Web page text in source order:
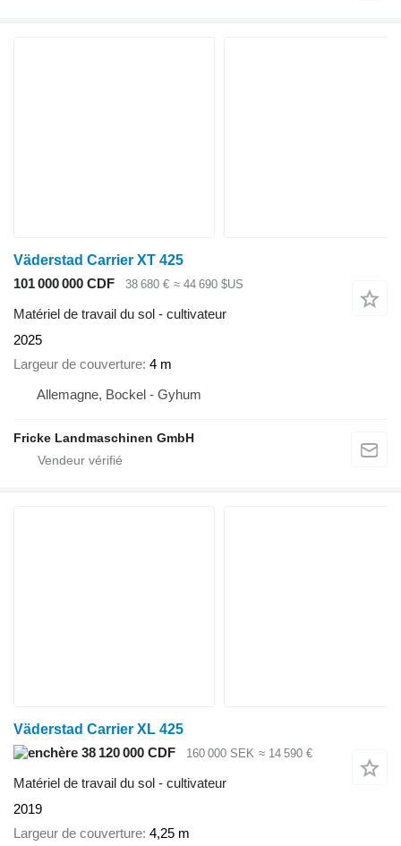
Väderstad Carrier XT 425
101 000 000 CDF
38 680 € ≈ 44 690 $US
Matériel de travail du sol - cultivateur
2025
Largeur de couverture 4 m
Allemagne, Bockel - Gyhum
Fricke Landmaschinen GmbH
Väderstad Carrier XL 425
38 120 000 CDF
160 000 SEK ≈ 14 590 €
Matériel de travail du sol - cultivateur
2019
Largeur de couverture 4,25 m